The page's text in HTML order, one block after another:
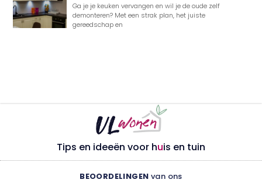
Ga je je keuken vervangen en wil je de oude zelf
demonteren? Met een strak plan, het juiste
gereedschap en
Tips en ideeën voor huis en tuin
BEOORDELINGEN van ons